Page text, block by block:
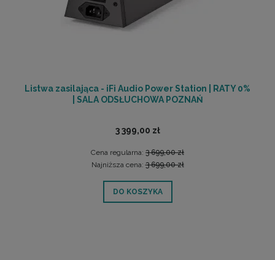
Listwa zasilająca - iFi Audio Power Station | RATY 0%
| SALA ODSŁUCHOWA POZNAŃ
3 399,00 zł
Cena regularna: 3 699,00 zł
Najniższa cena:3 699,00 zł
DO KOSZYKA